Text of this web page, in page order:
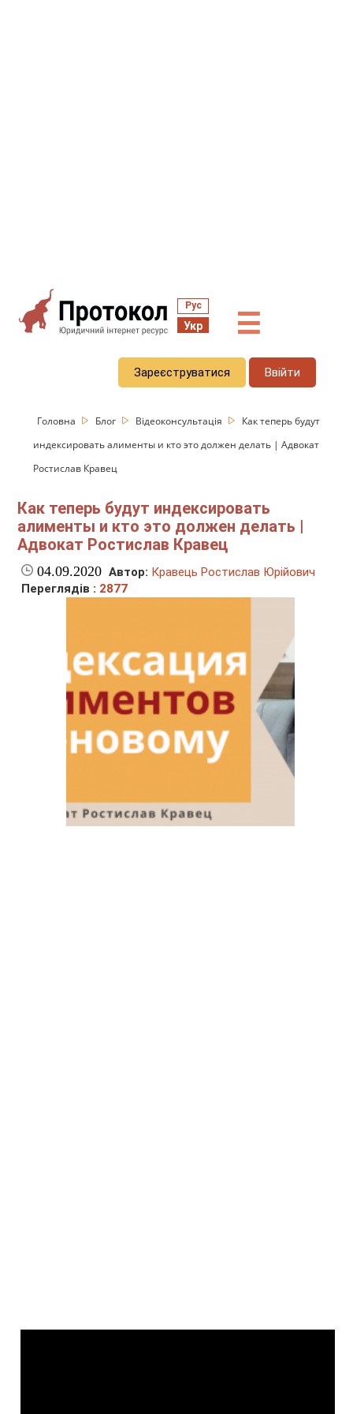
Рус
Укр ☰
Зареєструватися Ввійти
Головна Блог Відеоконсультація
Как теперь будут
индексировать алименты и кто это должен делать | Адвокат
Ростислав Кравец
Как теперь будут индексировать
алименты и кто это должен делать |
Адвокат Ростислав Кравец
04.09.2020 Автор: Кравець Ростислав Юрійович
Переглядів : 2877